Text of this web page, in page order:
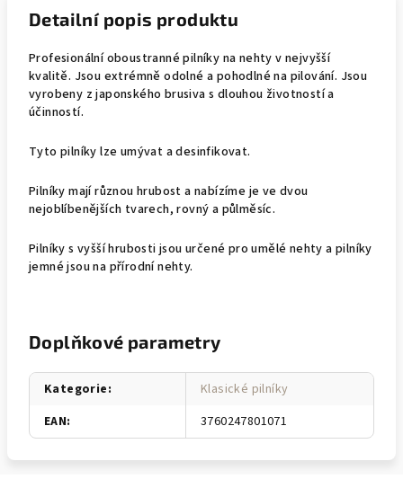
Detailní popis produktu
Profesionální oboustranné pilníky na nehty v nejvyšší
kvalitě. Jsou extrémně odolné a pohodlné na pilování. Jsou
vyrobeny z japonského brusiva s dlouhou životností a
účinností.
Tyto pilníky lze umývat a desinfikovat.
Pilníky mají různou hrubost a nabízíme je ve dvou
nejoblíbenějších tvarech, rovný a půlměsíc.
Pilníky s vyšší hrubosti jsou určené pro umělé nehty a pilníky
jemné jsou na přírodní nehty.
Doplňkové parametry
Kategorie:
Klasické pilníky
EAN: 3760247801071